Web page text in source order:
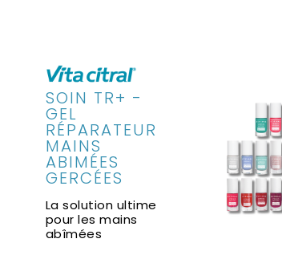
SOIN TR+ -
GEL
RÉPARATEUR
MAINS
ABIMÉES
GERCÉES
La solution ultime
pour les mains
abîmées